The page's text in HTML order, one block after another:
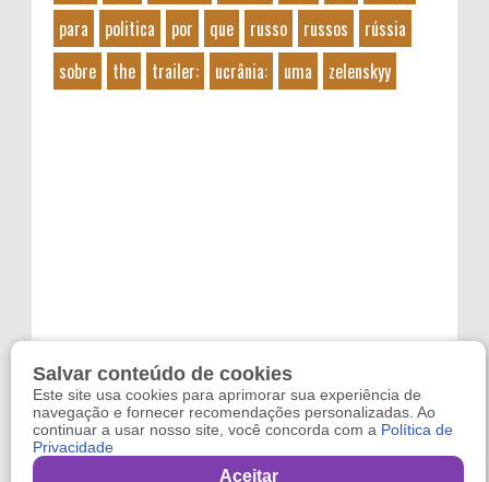
para
politica por que russo russos
rússia
sobre
the trailer: ucrânia: uma zelenskyy
Reviltec,Filmes Online
Salvar conteúdo de cookies
Este site usa cookies para aprimorar sua experiência de
navegação e fornecer recomendações personalizadas. Ao
continuar a usar nosso site, você concorda com a Política de
Privacidade
Aceitar